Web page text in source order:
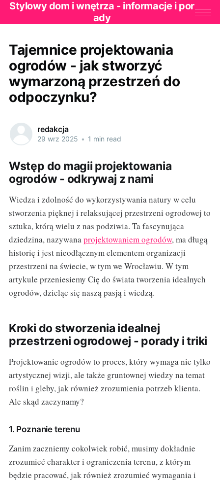
Stylowy dom i wnętrza - informacje i por
ady
Tajemnice projektowania
ogrodów - jak stworzyć
wymarzoną przestrzeń do
odpoczynku?
redakcja
29 wrz 2025 • 1 min read
Wstęp do magii projektowania
ogrodów - odkrywaj z nami
Wiedza i zdolność do wykorzystywania natury w celu
stworzenia pięknej i relaksującej przestrzeni ogrodowej to
sztuka, którą wielu z nas podziwia. Ta fascynująca
dziedzina, nazywanaprojektowaniem ogrodów, ma długą
historię i jest nieodłącznym elementem organizacji
przestrzeni na świecie, w tym we Wrocławiu. W tym
artykule przeniesiemy Cię do świata tworzenia idealnych
ogrodów, dzieląc się naszą pasją i wiedzą.
Kroki do stworzenia idealnej
przestrzeni ogrodowej - porady i triki
Projektowanie ogrodów to proces, który wymaga nie tylko
artystycznej wizji, ale także gruntownej wiedzy na temat
roślin i gleby, jak również zrozumienia potrzeb klienta.
Ale skąd zaczynamy?
1. Poznanie terenu
Zanim zaczniemy cokolwiek robić, musimy dokładnie
zrozumieć charakter i ograniczenia terenu, z którym
będzie pracować, jak również zrozumieć wymagania i